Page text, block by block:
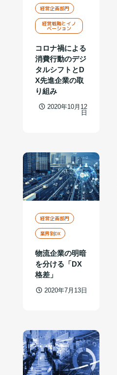
経営企画部門
経営戦略とイノ
ベーション
コロナ禍による
消費行動のデジ
タルシフトとD
X先進企業の取
り組み
2020年10月12
日
経営企画部門
業界別DX
物流企業の明暗
を分ける「DX
格差」
2020年7月13日